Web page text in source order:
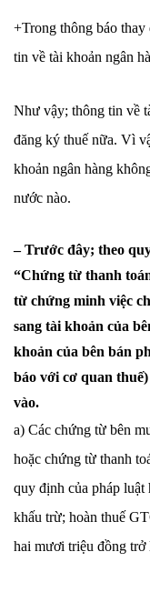
+Trong thông báo
tin về tài khoản ngân
Như vậy; thông tin về
đăng ký thuế nữa. Vì
khoản ngân hàng
nước nào.
– Trước đây; theo
“Chứng từ thanh
từ chứng minh việc
sang tài khoản của
khoản của bên bán
báo với cơ quan
vào.
a) Các chứng từ bên
hoặc chứng từ thanh
quy định của pháp
khấu trừ; hoàn thuế
hai mươi triệu đồng trở